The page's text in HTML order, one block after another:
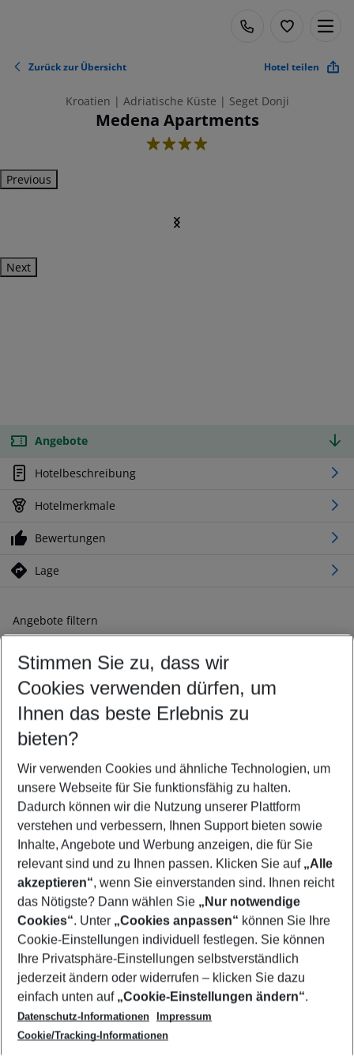
Zurück zur Übersicht Hotel teilen
Kroatien | Adriatische Küste | Seget Donji
Medena Apartments
4
Previous
Next
Angebote
Hotelbeschreibung
Hotelmerkmale
Bewertungen
Lage
Angebote filtern
Ändern Sie Ihre Kriterien nach Ihren Wünschen
Abflughafen wählen
Beliebiger Abflughafen
Reisezeitraum wählen
10.08.26– 08.08.27 5-8 Nächte
2 Erwachsene Keine Kinder
Mehr Filter anzeigen
Footer
Footer navigation
Über uns
AGB
Cookie-Einstellungen ändern
Cookie-Richtlinie
Datenschutz
Service & Hilfe
Barrierefreies Reisen
Check-in
Folgen Sie uns
Stimmen Sie zu, dass wir
Cookies verwenden dürfen, um
Ihnen das beste Erlebnis zu
bieten?
Wir verwenden Cookies und ähnliche Technologien, um
unsere Webseite für Sie funktionsfähig zu halten.
Dadurch können wir die Nutzung unserer Plattform
verstehen und verbessern, Ihnen Support bieten sowie
Inhalte, Angebote und Werbung anzeigen, die für Sie
relevant sind und zu Ihnen passen. Klicken Sie auf „Alle
akzeptieren“, wenn Sie einverstanden sind. Ihnen reicht
das Nötigste? Dann wählen Sie „Nur notwendige
Cookies“. Unter „Cookies anpassen“ können Sie Ihre
Cookie-Einstellungen individuell festlegen. Sie können
Ihre Privatsphäre-Einstellungen selbstverständlich
jederzeit ändern oder widerrufen – klicken Sie dazu
einfach unten auf „Cookie-Einstellungen ändern“.
Datenschutz-Informationen
Impressum
Cookie/Tracking-Informationen